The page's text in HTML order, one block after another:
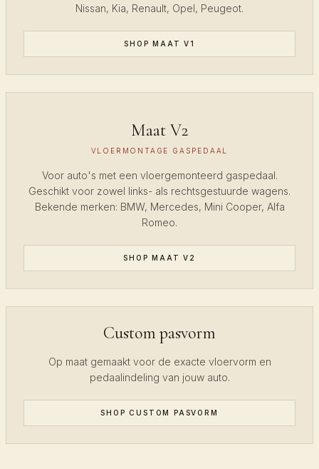
Nissan, Kia, Renault, Opel, Peugeot.
SHOP MAAT V1
Maat V2
VLOERMONTAGE GASPEDAAL
Voor auto's met een vloergemonteerd gaspedaal.
Geschikt voor zowel links- als rechtsgestuurde wagens.
Bekende merken: BMW, Mercedes, Mini Cooper, Alfa
Romeo.
SHOP MAAT V2
Custom pasvorm
Op maat gemaakt voor de exacte vloervorm en
pedaalindeling van jouw auto.
SHOP CUSTOM PASVORM